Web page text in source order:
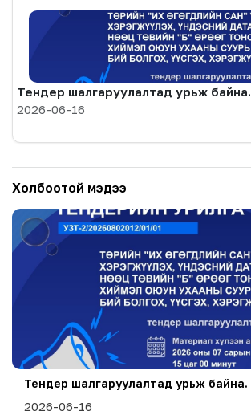
Тендер шалгаруулалтад урьж байна.
2026-06-16
Холбоотой мэдээ
Тендер шалгаруулалтад урьж байна.
2026-06-16